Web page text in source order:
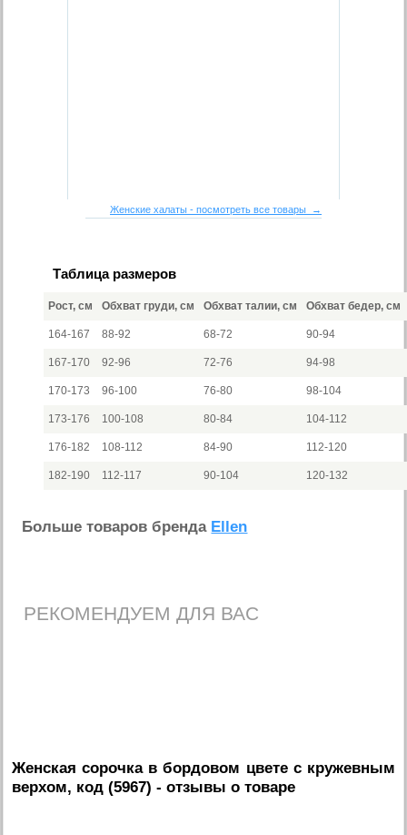
Женские халаты - посмотреть все товары →
Таблица размеров
Рост, см Обхват груди, см Обхват талии, см Обхват бедер, см
164-167 88-92 68-72 90-94
167-170 92-96 72-76 94-98
170-173 96-100 76-80 98-104
173-176 100-108 80-84 104-112
176-182 108-112 84-90 112-120
182-190 112-117 90-104 120-132
Больше товаров бренда Ellen
РЕКОМЕНДУЕМ ДЛЯ ВАС
Женская сорочка в бордовом цвете с кружевным
верхом, код (5967) - отзывы о товаре